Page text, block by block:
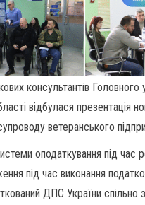
консультантів
відбулася презентація
ветеранського
оподаткування під час
під час виконання
ДПС України спільно